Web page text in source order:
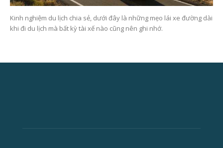
Kinh nghiệm du lịch chia sẻ, dưới đây là những mẹo lái xe đường dài
khi đi du lịch mà bất kỳ tài xế nào cũng nên ghi nhớ.